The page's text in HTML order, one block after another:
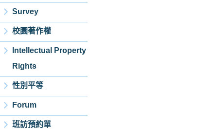
Survey
校園著作權
Intellectual Property
Rights
性別平等
Forum
班訪預約單